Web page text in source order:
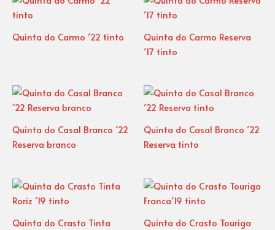
Quinta do Carmo ´22 tinto
Quinta do Carmo Reserva
´17 tinto
Quinta do Casal Branco ´22
Reserva branco
Quinta do Casal Branco ´22
Reserva tinto
Quinta do Crasto Tinta
Quinta do Crasto Touriga